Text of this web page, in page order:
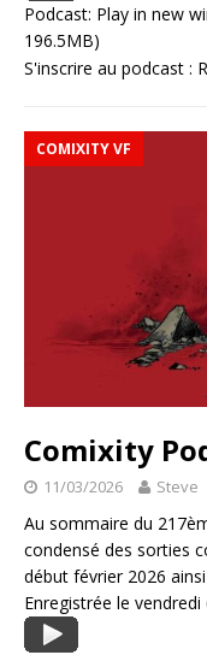
Podcast: Play in new
196.5MB)
S'inscrire au podcast :
COMIXITY VF
Comixity
11/03/2026 Steve
Au sommaire du
condensé des sorties
début février 2026
Enregistrée le vendredi